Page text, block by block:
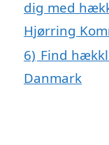
dig med
Hjørring
6) Find
Danmark